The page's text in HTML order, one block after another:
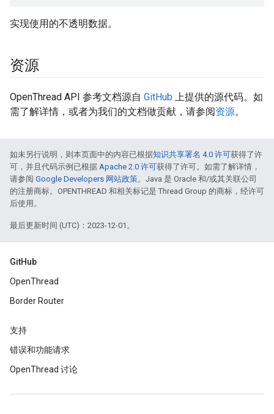
实现使用的不透明数据。
资源
OpenThread API 参考文档源自 GitHub 上提供的源代码。如
需了解详情，或者为我们的文档做贡献，请参阅资源。
如未另行说明，则本页面中的内容已根据知识共享署名 4.0 许可获得了许
可，并且代码示例已根据 Apache 2.0 许可获得了许可。如需了解详情，
请参阅 Google Developers 网站政策。Java 是 Oracle 和/或其关联公司
的注册商标。OPENTHREAD 和相关标记是 Thread Group 的商标，经许可
后使用。
最后更新时间 (UTC)：2023-12-01。
GitHub
OpenThread
Border Router
支持
错误和功能请求
OpenThread 讨论